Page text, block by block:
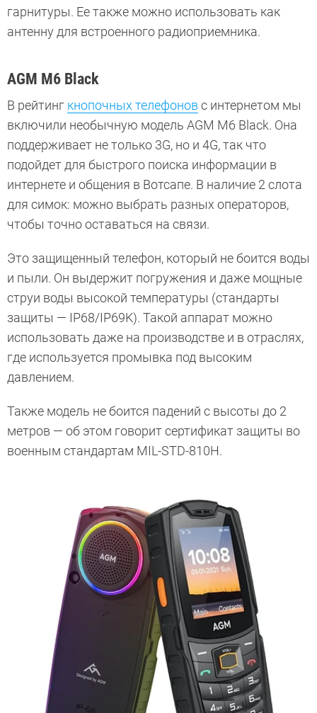
гарнитуры. Ее также можно использовать как
антенну для встроенного радиоприемника.
AGM M6 Black
В рейтинг кнопочных телефонов с интернетом мы
включили необычную модель AGM M6 Black. Она
поддерживает не только 3G, но и 4G, так что
подойдет для быстрого поиска информации в
интернете и общения в Вотсапе. В наличие 2 слота
для симок: можно выбрать разных операторов,
чтобы точно оставаться на связи.
Это защищенный телефон, который не боится воды
и пыли. Он выдержит погружения и даже мощные
струи воды высокой температуры (стандарты
защиты — IP68/IP69K). Такой аппарат можно
использовать даже на производстве и в отраслях,
где используется промывка под высоким
давлением.
Также модель не боится падений с высоты до 2
метров — об этом говорит сертификат защиты во
военным стандартам MIL-STD-810H.